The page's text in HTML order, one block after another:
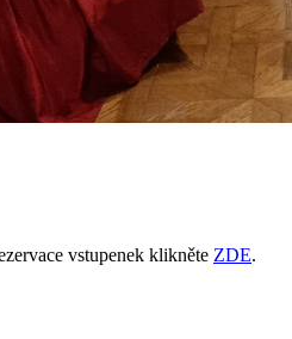
vstupenek klikněte ZDE.